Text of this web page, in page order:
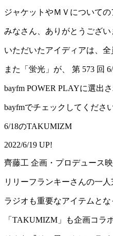
ジャケットやＭＶについて
みなさん、ありがとうござい
いただいたアイディアは、全
また「蛍光」が、 第 573 回
bayfm POWER PLAYに選出
bayfmでチェックしてくださ
6/18のTAKUMIZM
2022/6/19 UP!
齊藤工 企画・プロデュース
リリーフランキーさんの一
ラジオも重要なアイテムとな
「TAKUMIZM」も企画コラ